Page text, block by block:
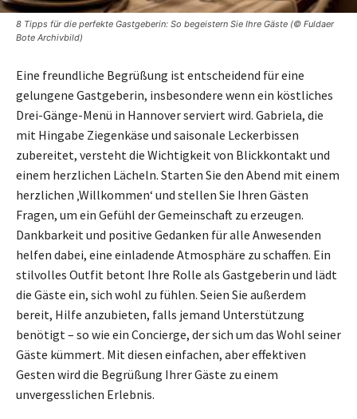
8 Tipps für die perfekte Gastgeberin: So begeistern Sie Ihre Gäste (© Fuldaer
Bote Archivbild)
Eine freundliche Begrüßung ist entscheidend für eine
gelungene Gastgeberin, insbesondere wenn ein köstliches
Drei-Gänge-Menü in Hannover serviert wird. Gabriela, die
mit Hingabe Ziegenkäse und saisonale Leckerbissen
zubereitet, versteht die Wichtigkeit von Blickkontakt und
einem herzlichen Lächeln. Starten Sie den Abend mit einem
herzlichen ‚Willkommen‘ und stellen Sie Ihren Gästen
Fragen, um ein Gefühl der Gemeinschaft zu erzeugen.
Dankbarkeit und positive Gedanken für alle Anwesenden
helfen dabei, eine einladende Atmosphäre zu schaffen. Ein
stilvolles Outfit betont Ihre Rolle als Gastgeberin und lädt
die Gäste ein, sich wohl zu fühlen. Seien Sie außerdem
bereit, Hilfe anzubieten, falls jemand Unterstützung
benötigt – so wie ein Concierge, der sich um das Wohl seiner
Gäste kümmert. Mit diesen einfachen, aber effektiven
Gesten wird die Begrüßung Ihrer Gäste zu einem
unvergesslichen Erlebnis.